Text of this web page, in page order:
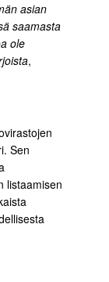
asian
saamasta
ole
,
Sen
listaamisen